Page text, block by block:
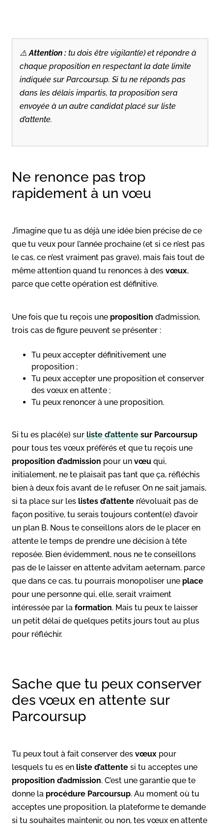
⚠️Attention : tu dois être vigilant(e) et répondre à
chaque proposition en respectant la date limite
indiquée sur Parcoursup. Si tu ne réponds pas
dans les délais impartis, ta proposition sera
envoyée à un autre candidat placé sur liste
d’attente.
Ne renonce pas trop
rapidement à un vœu
J’imagine que tu as déjà une idée bien précise de ce
que tu veux pour l’année prochaine (et si ce n’est pas
le cas, ce n’est vraiment pas grave), mais fais tout de
même attention quand tu renonces à des vœux,
parce que cette opération est définitive.
Une fois que tu reçois une proposition d’admission,
trois cas de figure peuvent se présenter :
Tu peux accepter définitivement une
proposition ;
Tu peux accepter une proposition et conserver
des vœux en attente ;
Tu peux renoncer à une proposition.
Si tu es placé(e) sur liste d’attente sur Parcoursup
pour tous tes vœux préférés et que tu reçois une
proposition d’admission pour un vœu qui,
initialement, ne te plaisait pas tant que ça, réfléchis
bien à deux fois avant de le refuser. On ne sait jamais,
si ta place sur les listes d’attente n’évoluait pas de
façon positive, tu serais toujours content(e) d’avoir
un plan B. Nous te conseillons alors de le placer en
attente le temps de prendre une décision à tête
reposée. Bien évidemment, nous ne te conseillons
pas de le laisser en attente advitam aeternam, parce
que dans ce cas, tu pourrais monopoliser une place
pour une personne qui, elle, serait vraiment
intéressée par la formation. Mais tu peux te laisser
un petit délai de quelques petits jours tout au plus
pour réfléchir.
Sache que tu peux conserver
des vœux en attente sur
Parcoursup
Tu peux tout à fait conserver des vœux pour
lesquels tu es en liste d’attente si tu acceptes une
proposition d’admission. C’est une garantie que te
donne la procédure Parcoursup. Au moment où tu
acceptes une proposition, la plateforme te demande
si tu souhaites maintenir, ou non, tes vœux en attente